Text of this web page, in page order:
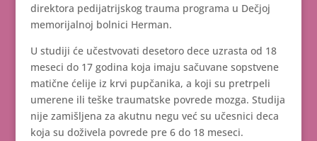
direktora pedijatrijskog trauma programa u Dečjoj
memorijalnoj bolnici Herman.
U studiji će učestvovati desetoro dece uzrasta od 18
meseci do 17 godina koja imaju sačuvane sopstvene
matične ćelije iz krvi pupčanika, a koji su pretrpeli
umerene ili teške traumatske povrede mozga. Studija
nije zamišljena za akutnu negu već su učesnici deca
koja su doživela povrede pre 6 do 18 meseci.